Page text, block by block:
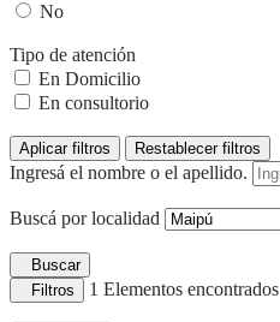
No
Tipo de atención
En Domicilio
En consultorio
Aplicar filtros Restablecer filtros
Ingresá el nombre o el apellido.
Buscá por localidad
Buscar
Filtros
1 Elementos encontrados